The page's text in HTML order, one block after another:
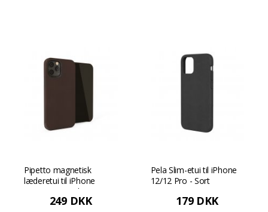
Pipetto magnetisk
læderetui til iPhone
12/12 Pro med
magnetisk montering og
249 DKK
Pela Slim-etui til iPhone
12/12 Pro - Sort
179 DKK